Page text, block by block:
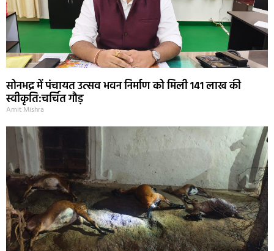
सोनभद्र में पंचायत उत्सव भवन निर्माण को मिली 141 लाख की
स्वीकृति:चर्चित गौड़
Amit Mishra